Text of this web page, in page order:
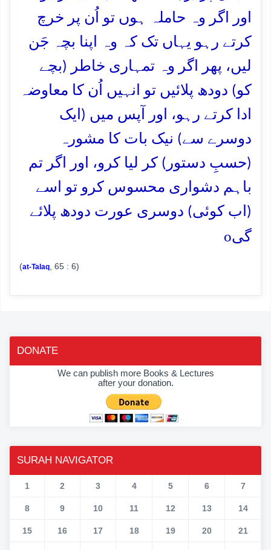
اور اگر وہ حاملہ ہوں تو اُن پر خرچ
کرتے رہو یہاں تک کہ وہ اپنا بچہ جَن
لیں، پھر اگر وہ تمہاری خاطر (بچے
کو) دودھ پلائیں تو انہیں اُن کا معاوضہ
ادا کرتے رہو، اور آپس میں (ایک
دوسرے سے) نیک بات کا مشورہ
(حسبِ دستور) کر لیا کرو، اور اگر تم
باہم دشواری محسوس کرو تو اسے
(اب کوئی) دوسری عورت دودھ پلائے
گیo
(at-Talaq , 65 : 6)
DONATE
We can publish more Books & Lectures
after your donation.
SURAH NAVIGATOR
1 2 3 4 5 6 7
8 9 10 11 12 13 14
15 16 17 18 19 20 21